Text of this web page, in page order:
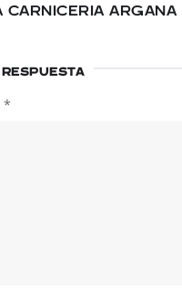
CARNICERIA ARGANA
*